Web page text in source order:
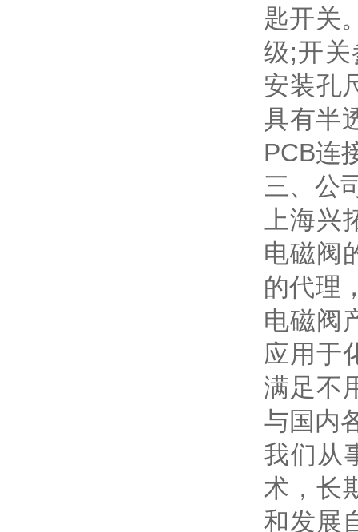
匙开关
级;开关
安装孔
具有半
PCB连
三、公
上海
电磁阀
的代理
电磁阀
应用于
满足不
与国内
我们从
术，长
和发展